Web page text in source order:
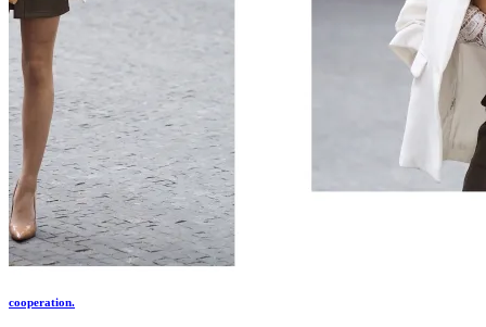
cooperation.